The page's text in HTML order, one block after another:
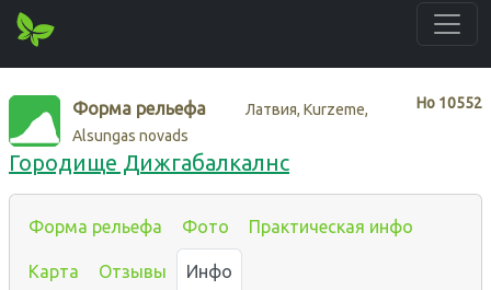
Нo 10552
Форма рельефа
Латвия, Kurzeme,
Alsungas novads
Городище Дижгабалкалнс
Форма рельефа Фото Практическая инфо
Карта Отзывы Инфо